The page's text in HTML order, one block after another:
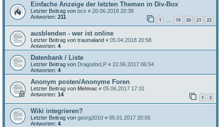
Einfache Anzeige der letzten Themen in Div-Box
Letzter Beitrag von bcs « 20.06.2018 20:38
Antworten: 211 1 19 20 21 22
ausblenden - wer ist online
Letzter Beitrag von traumaland « 05.04.2018 20:58
Antworten: 4
Datenbank / Liste
Letzter Beitrag von DragodorLP « 22.06.2017 06:54
Antworten: 4
Anonym posten/Anonyme Foren
Letzter Beitrag von Melmac « 05.06.2017 17:31
Antworten: 14 1 2
Wiki integrieren?
Letzter Beitrag von georg2010 « 05.01.2017 20:05
Antworten: 4